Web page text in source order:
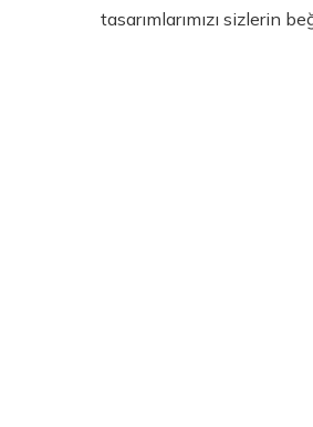
tasarımlarımızı sizlerin